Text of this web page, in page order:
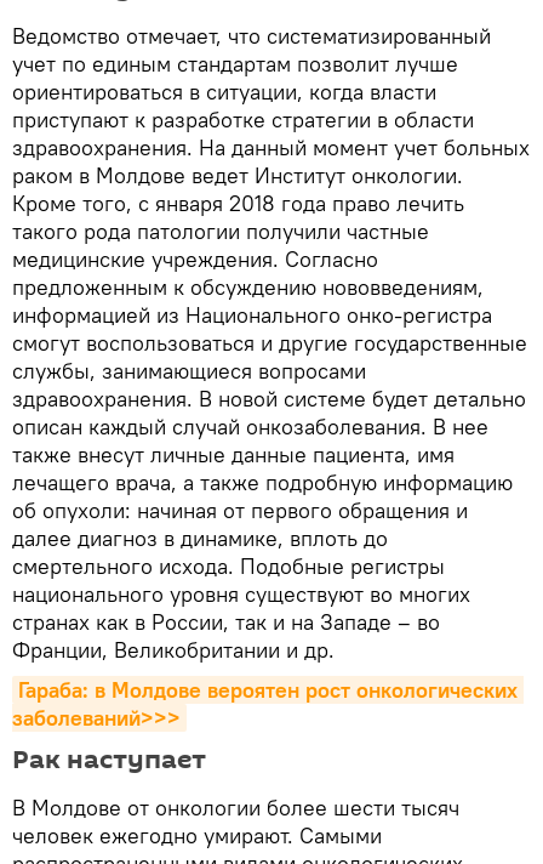
Ведомство отмечает, что систематизированный
учет по единым стандартам позволит лучше
ориентироваться в ситуации, когда власти
приступают к разработке стратегии в области
здравоохранения. На данный момент учет больных
раком в Молдове ведет Институт онкологии.
Кроме того, с января 2018 года право лечить
такого рода патологии получили частные
медицинские учреждения. Согласно
предложенным к обсуждению нововведениям,
информацией из Национального онко-регистра
смогут воспользоваться и другие государственные
службы, занимающиеся вопросами
здравоохранения. В новой системе будет детально
описан каждый случай онкозаболевания. В нее
также внесут личные данные пациента, имя
лечащего врача, а также подробную информацию
об опухоли: начиная от первого обращения и
далее диагноз в динамике, вплоть до
смертельного исхода. Подобные регистры
национального уровня существуют во многих
странах как в России, так и на Западе – во
Франции, Великобритании и др.
Гараба: в Молдове вероятен рост онкологических
заболеваний>>>
Рак наступает
В Молдове от онкологии более шести тысяч
человек ежегодно умирают. Самыми